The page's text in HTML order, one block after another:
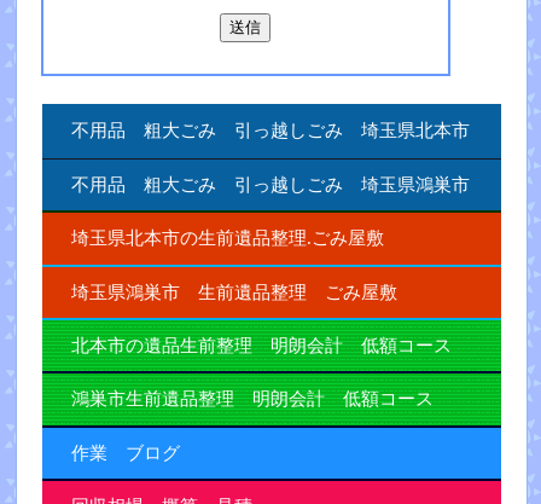
不用品 粗大ごみ 引っ越しごみ 埼玉県北本市
不用品 粗大ごみ 引っ越しごみ 埼玉県鴻巣市
埼玉県北本市の生前遺品整理.ごみ屋敷
埼玉県鴻巣市 生前遺品整理 ごみ屋敷
北本市の遺品生前整理 明朗会計 低額コース
鴻巣市生前遺品整理 明朗会計 低額コース
作業 ブログ